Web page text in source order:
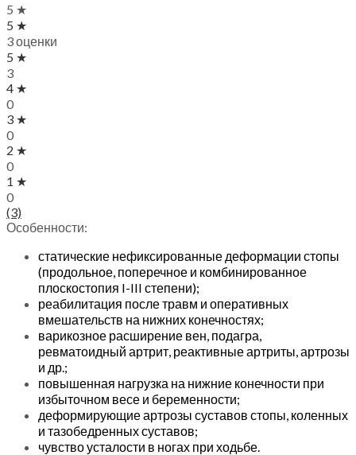
5 ★
5 ★
3 оценки
5 ★
3
4 ★
0
3 ★
0
2 ★
0
1 ★
0
(3)
Особенности:
статические нефиксированные деформации стопы
(продольное, поперечное и комбинированное
плоскостопия I-III степени);
реабилитация после травм и оперативных
вмешательств на нижних конечностях;
варикозное расширение вен, подагра,
ревматоидный артрит, реактивные артриты, артрозы
и др.;
повышенная нагрузка на нижние конечности при
избыточном весе и беременности;
деформирующие артрозы суставов стопы, коленных
и тазобедренных суставов;
чувство усталости в ногах при ходьбе.